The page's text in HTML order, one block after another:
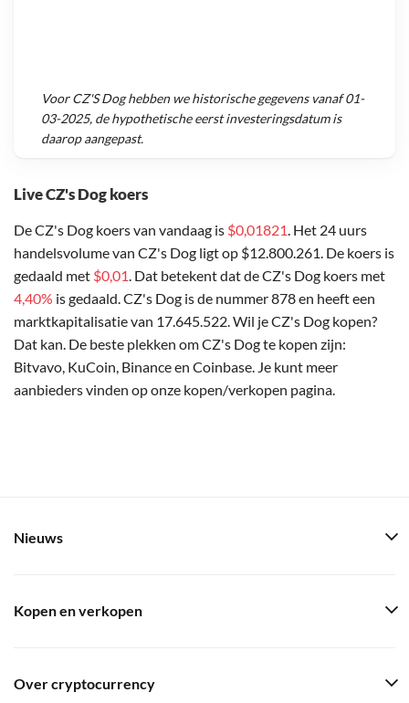
Live CZ's Dog koers
De CZ's Dog koers van vandaag is $0,01821. Het 24 uurs
handelsvolume van CZ's Dog ligt op $12.800.261. De koers is
gedaald met $0,01. Dat betekent dat de CZ's Dog koers met
4,40% is gedaald. CZ's Dog is de nummer 878 en heeft een
marktkapitalisatie van 17.645.522. Wil je CZ's Dog kopen?
Dat kan. De beste plekken om CZ's Dog te kopen zijn:
Bitvavo, KuCoin, Binance en Coinbase. Je kunt meer
aanbieders vinden op onze kopen/verkopen pagina.
VoorCZ'S Doghebben we historische gegevens vanaf01-
03-2025, de hypothetische eerst investeringsdatum is
daarop aangepast.
Nieuws
Kopen en verkopen
Over cryptocurrency